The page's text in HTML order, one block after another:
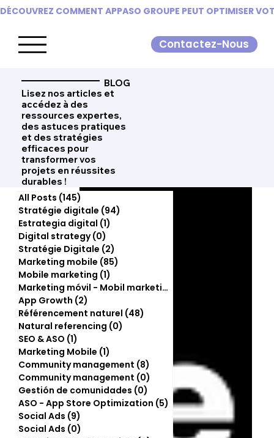
Contactez-Nous
DÉCOUVREZ COMMENT APPASO GROUPE PEUT OPTIMISER
BLOG
Lisez nos articles et
accédez à des
ressources expertes,
des astuces pratiques
et des stratégies
efficaces pour
transformer vos
projets en réussites
durables !
All Posts (145)
Stratégie digitale (94)
Estrategia digital (1)
Digital strategy(0)
Stratégie Digitale (2)
Marketing mobile (85)
Mobile marketing (1)
Marketing móvil - Mobil marketing
App Growth (2)
Référencement naturel (48)
Natural referencing (0)
SEO & ASO (1)
Marketing Mobile (1)
Community management (8)
8 posts
Community management (0)
Gestión de comunidades (0)
0 post
ASO - App Store Optimization (5) 5 posts
Social Ads (9)
Social Ads (0)